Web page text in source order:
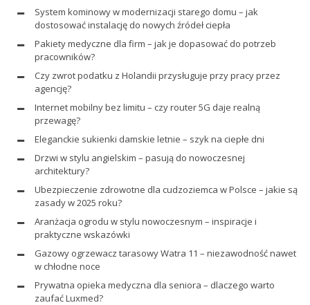
System kominowy w modernizacji starego domu – jak
dostosować instalację do nowych źródeł ciepła
Pakiety medyczne dla firm – jak je dopasować do potrzeb
pracowników?
Czy zwrot podatku z Holandii przysługuje przy pracy przez
agencję?
Internet mobilny bez limitu – czy router 5G daje realną
przewagę?
Eleganckie sukienki damskie letnie – szyk na ciepłe dni
Drzwi w stylu angielskim – pasują do nowoczesnej
architektury?
Ubezpieczenie zdrowotne dla cudzoziemca w Polsce – jakie są
zasady w 2025 roku?
Aranżacja ogrodu w stylu nowoczesnym – inspiracje i
praktyczne wskazówki
Gazowy ogrzewacz tarasowy Watra 11 – niezawodność nawet
w chłodne noce
Prywatna opieka medyczna dla seniora – dlaczego warto
zaufać Luxmed?